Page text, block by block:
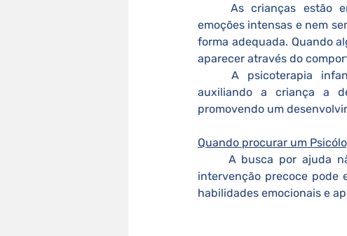
emoções intensas e nem
forma adequada. Quando
aparecer através do
auxiliando a criança a
promovendo um
Quando procurar um
A busca por ajuda
intervenção precoce pode
habilidades emocionais e